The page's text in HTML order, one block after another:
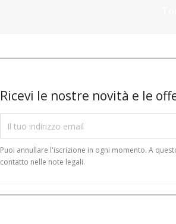
Ricevi le nostre novità e le
Puoi annullare l'iscrizione in ogni momento. A
contatto nelle note legali.